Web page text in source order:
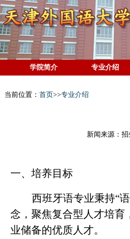
学院简介 专业介绍
当前位置： 首页>>专业介绍
新闻来源：
一、培养目标
西班牙语专业秉持“
念，聚焦复合型人才培育
业储备的优质人才。